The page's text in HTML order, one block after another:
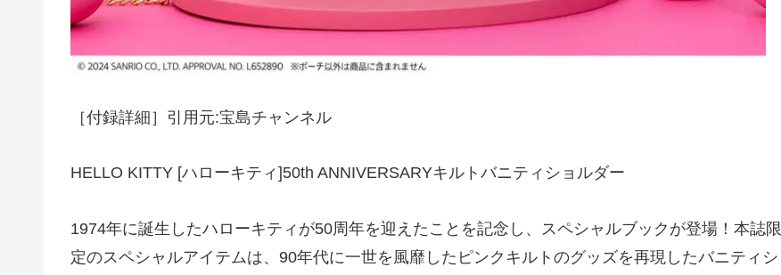
［付録詳細］引用元:宝島チャンネル
HELLO KITTY [ハローキティ]50th ANNIVERSARYキルトバニティショルダー
1974年に誕生したハローキティが50周年を迎えたことを記念し、スペシャルブックが登場！本誌限
定のスペシャルアイテムは、90年代に一世を風靡したピンクキルトのグッズを再現したバニティシ